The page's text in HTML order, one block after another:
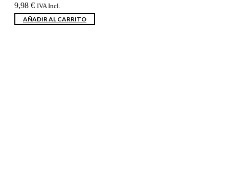
9,98 € IVA Incl.
AÑADIR AL CARRITO